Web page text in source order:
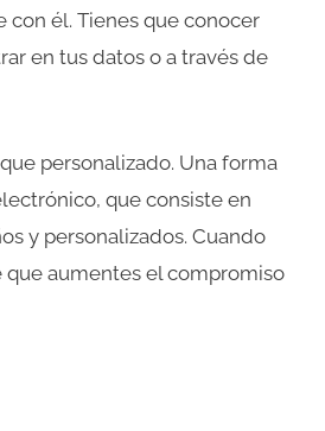
él. Tienes que conocer
en tus datos o a través de
personalizado. Una forma
que consiste en
y personalizados. Cuando
que aumentes el compromiso